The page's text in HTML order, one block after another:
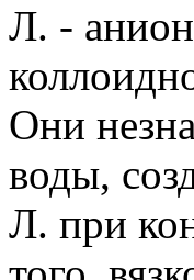
Л. -
Они
воды,
Л. при